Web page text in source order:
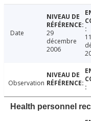
Date
29
décembre
2006
11
Observation
Health personnel